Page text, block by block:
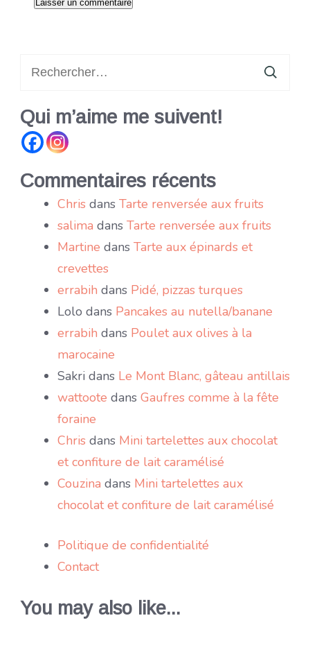
Qui m’aime me suivent!
Commentaires récents
Chris dans Tarte renversée aux fruits
salima dans Tarte renversée aux fruits
Martine dans Tarte aux épinards et
crevettes
errabih dans Pidé, pizzas turques
Lolo dans Pancakes au nutella/banane
errabih dans Poulet aux olives à la
marocaine
Sakri dans Le Mont Blanc, gâteau antillais
wattoote dans Gaufres comme à la fête
foraine
Chris dans Mini tartelettes aux chocolat
et confiture de lait caramélisé
Couzina dans Mini tartelettes aux
chocolat et confiture de lait caramélisé
Politique de confidentialité
Contact
You may also like...